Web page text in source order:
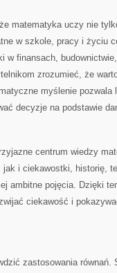
matematyka uczy nie
w szkole, pracy i życiu
w finansach,
zrozumieć, że
myślenie pozwala
decyzje na podstawie
centrum wiedzy
i ciekawostki, historię,
ambitne pojęcia. Dzięki
ciekawość i
zastosowania równań.